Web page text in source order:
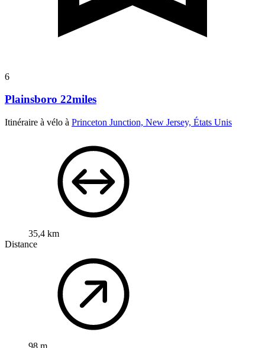
6
Plainsboro 22miles
Itinéraire à vélo à Princeton Junction, New Jersey, États Unis
35,4 km
Distance